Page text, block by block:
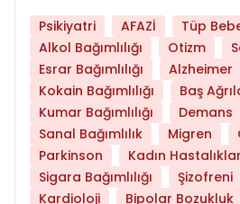
Psikiyatri AFAZİ
Tüp
Alkol Bağımlılığı
Otizm
Esrar Bağımlılığı
Alzheimer
Kokain Bağımlılığı
Baş
Kumar Bağımlılığı
Demans
Sanal Bağımlılık
Migren
Parkinson
Kadın
Sigara Bağımlılığı
Şizofreni
Kardioloji
Bipolar Bozukluk